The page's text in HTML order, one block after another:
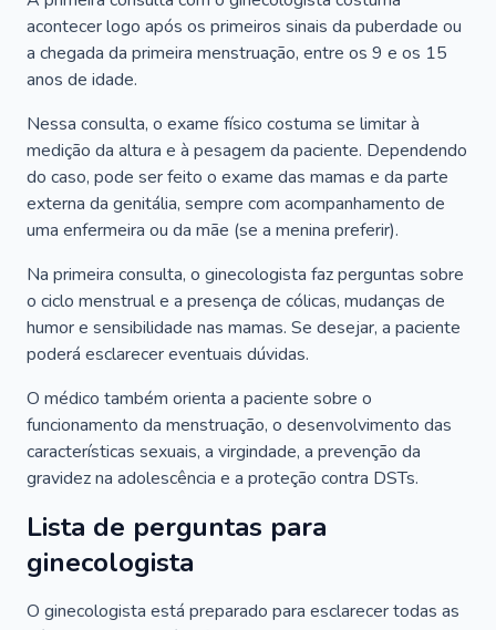
acontecer logo após os primeiros sinais da puberdade ou
a chegada da primeira menstruação, entre os 9 e os 15
anos de idade.
Nessa consulta, o exame físico costuma se limitar à
medição da altura e à pesagem da paciente. Dependendo
do caso, pode ser feito o exame das mamas e da parte
externa da genitália, sempre com acompanhamento de
uma enfermeira ou da mãe (se a menina preferir).
Na primeira consulta, o ginecologista faz perguntas sobre
o ciclo menstrual e a presença de cólicas, mudanças de
humor e sensibilidade nas mamas. Se desejar, a paciente
poderá esclarecer eventuais dúvidas.
O médico também orienta a paciente sobre o
funcionamento da menstruação, o desenvolvimento das
características sexuais, a virgindade, a prevenção da
gravidez na adolescência e a proteção contra DSTs.
Lista de perguntas para
ginecologista
O ginecologista está preparado para esclarecer todas as